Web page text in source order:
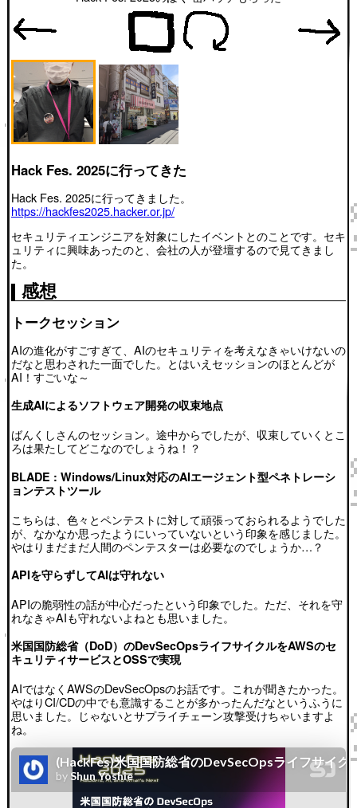
Hack Fes. 2025に行ってきた
Hack Fes. 2025に行ってきました。
https://hackfes2025.hacker.or.jp/
セキュリティエンジニアを対象にしたイベントとのことです。セキ
ュリティに興味あったのと、会社の人が登壇するので見てきまし
た。
感想
トークセッション
AIの進化がすごすぎて、AIのセキュリティを考えなきゃいけないの
だなと思わされた一面でした。とはいえセッションのほとんどが
AI！すごいな～
生成AIによるソフトウェア開発の収束地点
ばんくしさんのセッション。途中からでしたが、収束していくとこ
ろは果たしてどこなのでしょうね！？
BLADE : Windows/Linux対応のAIエージェント型ペネトレーシ
ョンテストツール
こちらは、色々とペンテストに対して頑張っておられるようでした
が、なかなか思ったようにいっていないという印象を感じました。
やはりまだまだ人間のペンテスターは必要なのでしょうか…？
APIを守らずしてAIは守れない
APIの脆弱性の話が中心だったという印象でした。ただ、それを守
れなきゃAIも守れないよねとも思いました。
米国国防総省（DoD）のDevSecOpsライフサイクルをAWSのセ
キュリティサービスとOSSで実現
AIではなくAWSのDevSecOpsのお話です。これが聞きたかった。
やはりCI/CDの中でも意識することが多かったんだなというふうに
思いました。じゃないとサプライチェーン攻撃受けちゃいますよ
ね。